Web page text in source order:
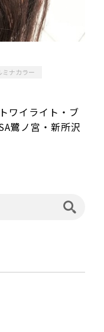
ミナカラー
ワイライト・ブ
鷺ノ宮・新所沢